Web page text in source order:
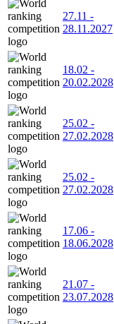
27.11 -
28.11.2027
18.02 -
20.02.2028
25.02 -
27.02.2028
25.02 -
27.02.2028
17.06 -
18.06.2028
21.07 -
23.07.2028